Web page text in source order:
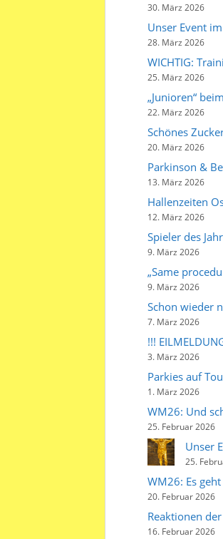
30. März 2026
Unser Event
28. März 2026
WICHTIG:
25. März 2026
„Junioren“
22. März 2026
Schönes
20. März 2026
Parkinson &
13. März 2026
Hallenzeiten
12. März 2026
Spieler des
9. März 2026
„Same
9. März 2026
Schon wieder
7. März 2026
!!!
3. März 2026
Parkies auf
1. März 2026
WM26: Und
25. Februar 2026
Unser
25.
WM26: Es
20. Februar 2026
Reaktionen
16. Februar 2026